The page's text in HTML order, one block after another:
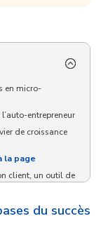
en micro-
entrepreneur
de croissance
la page
client, un outil de
tant
entreprise
du succès